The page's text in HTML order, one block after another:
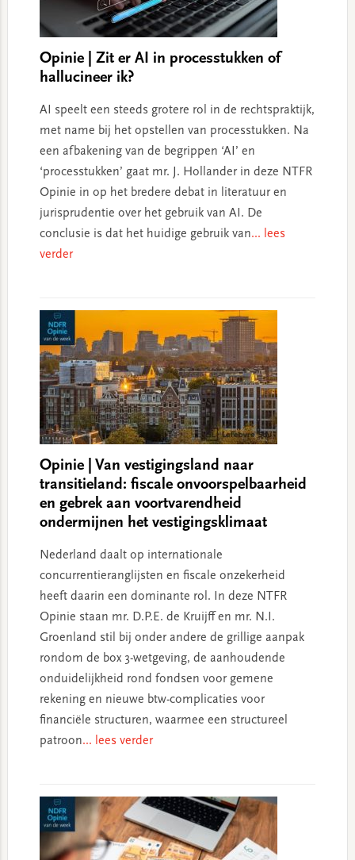
Opinie | Zit er AI in processtukken of
hallucineer ik?
AI speelt een steeds grotere rol in de rechtspraktijk,
met name bij het opstellen van processtukken. Na
een afbakening van de begrippen ‘AI’ en
‘processtukken’ gaat mr. J. Hollander in deze NTFR
Opinie in op het bredere debat in literatuur en
jurisprudentie over het gebruik van AI. De
conclusie is dat het huidige gebruik van... lees
verder
Opinie | Van vestigingsland naar
transitieland: fiscale onvoorspelbaarheid
en gebrek aan voortvarendheid
ondermijnen het vestigingsklimaat
Nederland daalt op internationale
concurrentieranglijsten en fiscale onzekerheid
heeft daarin een dominante rol. In deze NTFR
Opinie staan mr. D.P.E. de Kruijff en mr. N.I.
Groenland stil bij onder andere de grillige aanpak
rondom de box 3-wetgeving, de aanhoudende
onduidelijkheid rond fondsen voor gemene
rekening en nieuwe btw-complicaties voor
financiële structuren, waarmee een structureel
patroon... lees verder